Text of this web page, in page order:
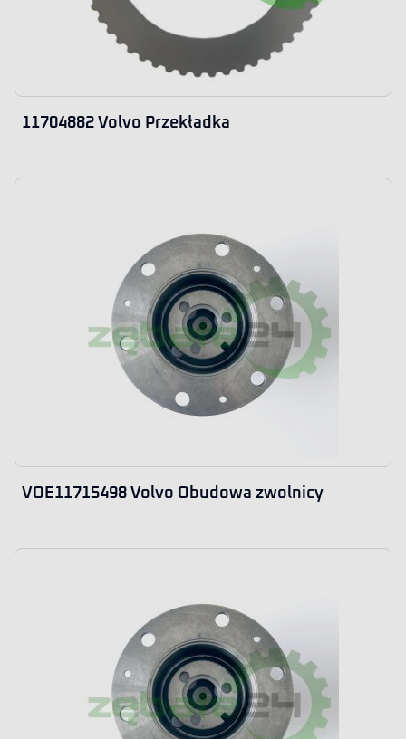
11704882 Volvo Przekładka
VOE11715498 Volvo Obudowa zwolnicy